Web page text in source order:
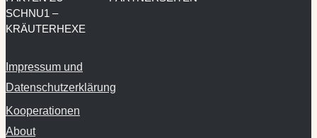
SCHNU1 –
KRÄUTERHEXE
Impressum und
Datenschutzerklärung
Kooperationen
About